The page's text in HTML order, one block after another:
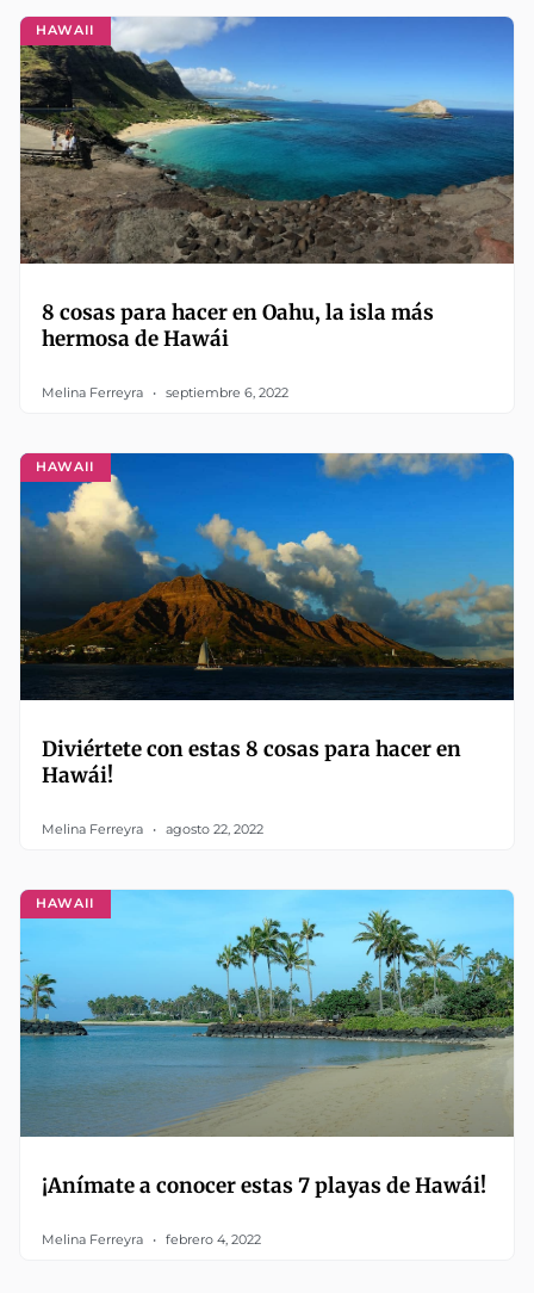
HAWAII
8 cosas para hacer en Oahu, la isla más
hermosa de Hawái
Melina Ferreyra septiembre 6, 2022
HAWAII
Diviértete con estas 8 cosas para hacer en
Hawái!
Melina Ferreyra agosto 22, 2022
HAWAII
¡Anímate a conocer estas 7 playas de Hawái!
Melina Ferreyra febrero 4, 2022